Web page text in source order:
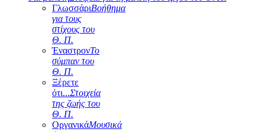
ΓλωσσάριΒοήθημα
για τους
στίχους του
Θ. Π.
ΈναστρονΤο
σύμπαν του
Θ. Π.
Ξέρετε
ότι...Στοιχεία
της ζωής του
Θ. Π.
ΟργανικάΜουσικά